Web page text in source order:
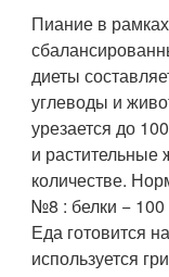
Пиание в
диеты
углеводы и
урезается до
и растительные
количестве.
№8 : белки − 100
Еда готовится
используется